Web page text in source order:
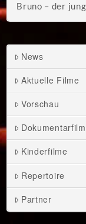
Bruno – der
News
Aktuelle Filme
Vorschau
Kinderfilme
Repertoire
Partner